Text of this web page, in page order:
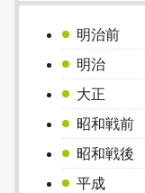
明治前
明治
大正
昭和戦前
昭和戦後
平成